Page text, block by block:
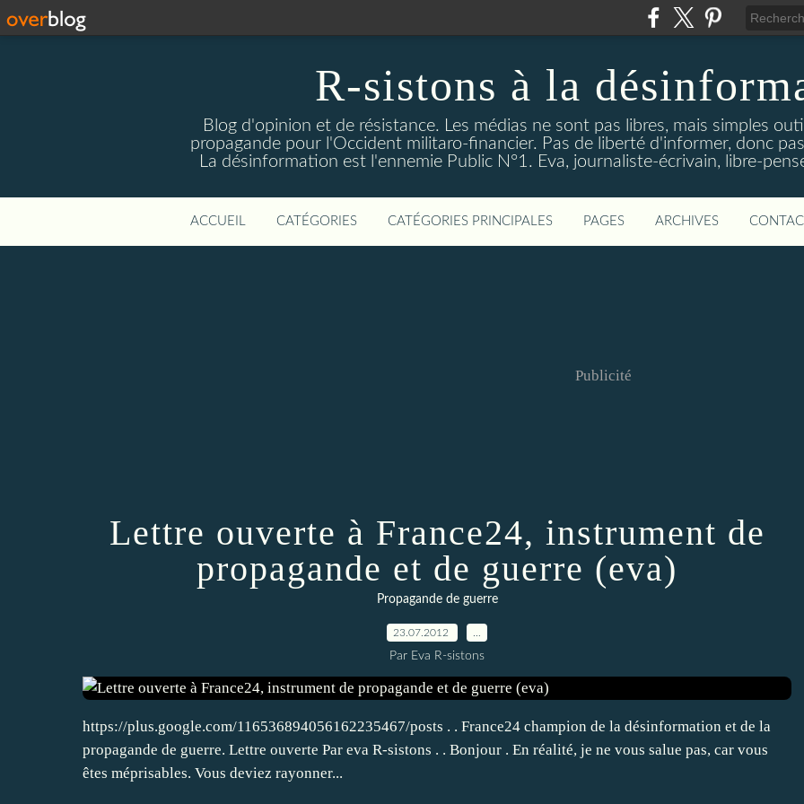
R-sistons à la
Blog d'opinion et de résistance. Les médias ne sont pas libres, mais simples
propagande pour l'Occident militaro-financier. Pas de liberté d'informer, donc
La désinformation est l'ennemie Public N°1. Eva, journaliste-écrivain, libre-
ACCUEIL CATÉGORIES CATÉGORIES PRINCIPALES PAGES ARCHIVES
Publicité
Lettre ouverte à France24, instrument de
propagande et de guerre (eva)
Propagande de guerre
23.07.2012
Par Eva R-sistons
https://plus.google.com/116536894056162235467/posts . . France24 champion de la désinformation et de la
propagande de guerre. Lettre ouverte Par eva R-sistons . . Bonjour . En réalité, je ne vous salue pas, car vous
êtes méprisables. Vous deviez rayonner...